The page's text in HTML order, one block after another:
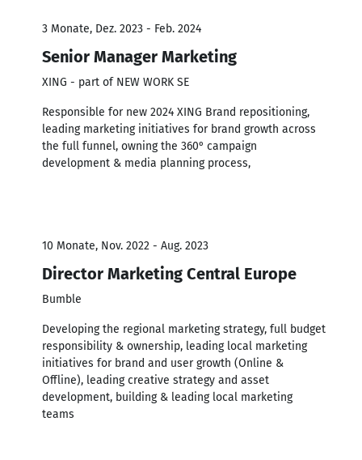
3 Monate, Dez. 2023 - Feb. 2024
Senior Manager Marketing
XING - part of NEW WORK SE
Responsible for new 2024 XING Brand repositioning,
leading marketing initiatives for brand growth across
the full funnel, owning the 360⁰ campaign
development & media planning process,
10 Monate, Nov. 2022 - Aug. 2023
Director Marketing Central Europe
Bumble
Developing the regional marketing strategy, full budget
responsibility & ownership, leading local marketing
initiatives for brand and user growth (Online &
Offline), leading creative strategy and asset
development, building & leading local marketing
teams